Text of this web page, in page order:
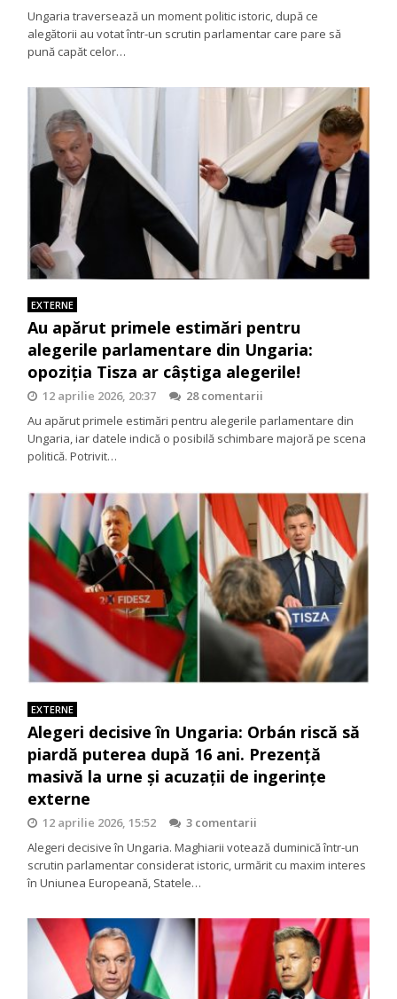
Ungaria traversează un moment politic istoric, după ce
alegătorii au votat într-un scrutin parlamentar care pare să
pună capăt celor…
EXTERNE
Au apărut primele estimări pentru
alegerile parlamentare din Ungaria:
opoziția Tisza ar câștiga alegerile!
12 aprilie 2026, 20:37
28 comentarii
Au apărut primele estimări pentru alegerile parlamentare din
Ungaria, iar datele indică o posibilă schimbare majoră pe scena
politică. Potrivit…
EXTERNE
Alegeri decisive în Ungaria: Orbán riscă să
piardă puterea după 16 ani. Prezență
masivă la urne și acuzații de ingerințe
externe
12 aprilie 2026, 15:52
3 comentarii
Alegeri decisive în Ungaria. Maghiarii votează duminică într-un
scrutin parlamentar considerat istoric, urmărit cu maxim interes
în Uniunea Europeană, Statele…